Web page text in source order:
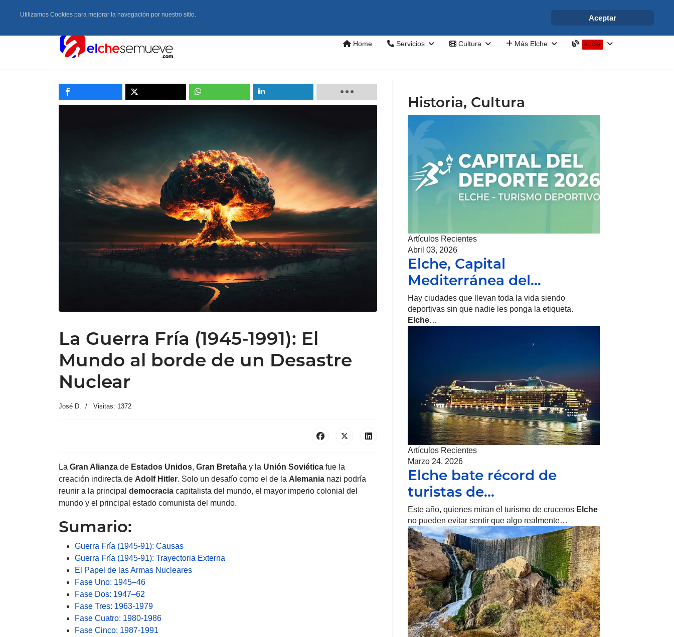
info@elchesemueve.com
Home Servicios Cultura Más Elche BLOG
La Guerra Fría (1945-1991): El
Mundo al borde de un Desastre
Nuclear
José D. Visitas: 1372
La Gran Alianza de Estados Unidos, Gran Bretaña y la Unión Soviética fue la
creación indirecta de Adolf Hitler. Solo un desafío como el de la Alemania nazi podría
reunir a la principal democracia capitalista del mundo, el mayor imperio colonial del
mundo y el principal estado comunista del mundo.
Sumario:
Guerra Fría (1945-91): Causas
Guerra Fría (1945-91): Trayectoria Externa
El Papel de las Armas Nucleares
Fase Uno: 1945–46
Fase Dos: 1947–62
Fase Tres: 1963-1979
Fase Cuatro: 1980-1986
Fase Cinco: 1987-1991
Historia, Cultura
Artículos Recientes
Abril 03, 2026
Elche, Capital
Mediterránea del…
Hay ciudades que llevan toda la vida siendo
deportivas sin que nadie les ponga la etiqueta.
Elche…
Artículos Recientes
Marzo 24, 2026
Elche bate récord de
turistas de…
Este año, quienes miran el turismo de cruceros Elche
no pueden evitar sentir que algo realmente…
Utilizamos Cookies para mejorar la navegación por nuestro sitio. Aceptar